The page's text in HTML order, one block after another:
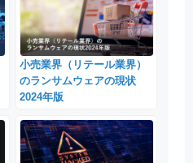
小売業界（リテール業界）
のランサムウェアの現状
2024年版